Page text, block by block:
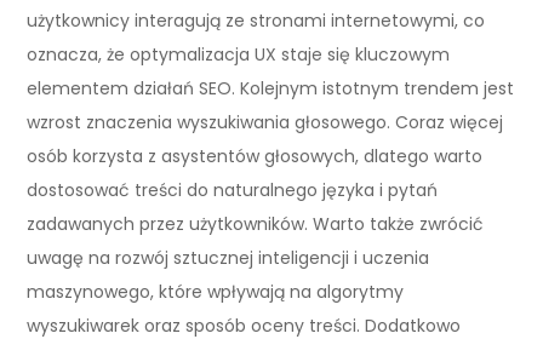
użytkownicy interagują ze stronami internetowymi, co
oznacza, że optymalizacja UX staje się kluczowym
elementem działań SEO. Kolejnym istotnym trendem jest
wzrost znaczenia wyszukiwania głosowego. Coraz więcej
osób korzysta z asystentów głosowych, dlatego warto
dostosować treści do naturalnego języka i pytań
zadawanych przez użytkowników. Warto także zwrócić
uwagę na rozwój sztucznej inteligencji i uczenia
maszynowego, które wpływają na algorytmy
wyszukiwarek oraz sposób oceny treści. Dodatkowo